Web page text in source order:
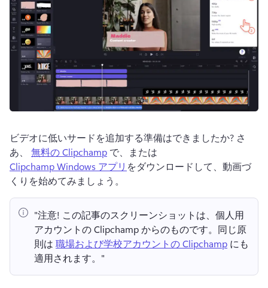
ビデオに低いサードを追加する準備はできましたか? さ
あ、 無料の Clipchamp で、または
Clipchamp Windows アプリ をダウンロードして、動画づ
くりを始めてみましょう。
"注意! この記事のスクリーンショットは、個人用
アカウントの Clipchamp からのものです。 同じ原
則は 職場および学校アカウントの Clipchamp にも
適用されます。"